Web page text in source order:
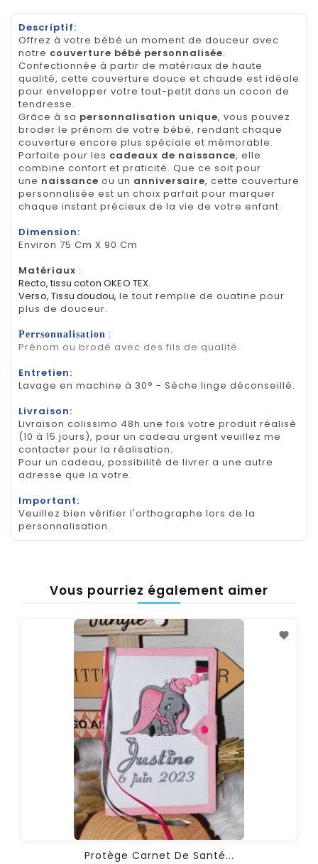
Descriptif:
Offrez à votre bébé un moment de douceur avec
notre couverture bébé personnalisée.
Confectionnée à partir de matériaux de haute
qualité, cette couverture douce et chaude est idéale
pour envelopper votre tout-petit dans un cocon de
tendresse.
Grâce à sa personnalisation unique, vous pouvez
broder le prénom de votre bébé, rendant chaque
couverture encore plus spéciale et mémorable.
Parfaite pour les cadeaux de naissance, elle
combine confort et praticité. Que ce soit pour
une naissance ou un anniversaire, cette couverture
personnalisée est un choix parfait pour marquer
chaque instant précieux de la vie de votre enfant.
Dimension:
Environ 75 Cm X 90 Cm
Matériaux :
Recto, tissu coton OKEO TEX.
Verso, Tissu doudou, le tout remplie de ouatine pour
plus de douceur.
Perrsonnalisation :
Prénom ou brodé avec des fils de qualité.
Entretien:
Lavage en machine à 30° - Sèche linge déconseillé.
Livraison:
Livraison colissimo 48h une fois votre produit réalisé
(10 à 15 jours), pour un cadeau urgent veuillez me
contacter pour la réalisation.
Pour un cadeau, possibilité de livrer a une autre
adresse que la votre.
Important:
Veuillez bien vérifier l'orthographe lors de la
personnalisation.
Vous pourriez également aimer
Protège Carnet De Santé...